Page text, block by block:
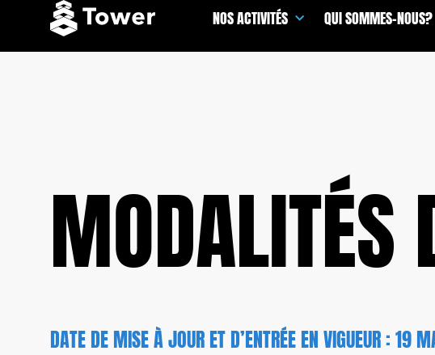
NOS ACTIVITÉS QUI SOMMES-NOUS?
MODALITÉS
DATE DE MISE À JOUR ET D’ENTRÉE EN VIGUEUR : 19